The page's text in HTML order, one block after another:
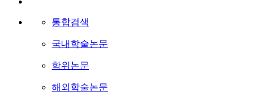
통합검색
국내학술논문
학위논문
해외학술논문